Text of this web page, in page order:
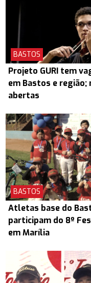
BASTOS
Projeto GURI tem
em Bastos e
abertas
BASTOS
Atletas base do
participam do 8º
em Marília